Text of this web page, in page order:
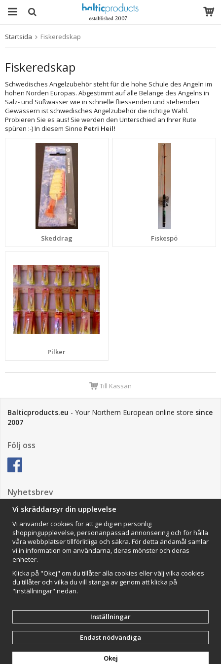
Startsida Fiskeredskap
Fiskeredskap
Schwedisches Angelzubehör steht für die hohe Schule des Angeln im
hohen Norden Europas. Abgestimmt auf alle Belange des Angelns in
Salz- und Süßwasser wie in schnelle fliessenden und stehenden
Gewässern ist schwedisches Angelzubehör die richtige Wahl.
Probieren Sie es aus! Sie werden den Unterschied an Ihrer Rute
spüren :-) In diesem Sinne Petri Heil!
Skeddrag Fiskespö
Pilker
Till Kassan
Balticproducts.eu - Your Northern European online store since
2007
Följ oss
Nyhetsbrev
Impressum
VAMOS Commerce AB
Organisationsnummer: 559502-0453
Drift & produktion:Wikinggruppen
Vi skräddarsyr din upplevelse
Vi använder cookies för att ge dig en personlig
shoppingupplevelse, personanpassad annonsering och för hålla
våra webbplatser tillförlitliga och säkra. För detta ändamål samlar
vi in information om användarna, deras mönster och deras
enheter.
Klicka på "Okej" om du tillåter alla cookies eller välj vilka cookies
du tillåter och vilka du vill stänga av genom att klicka på
"Inställningar" nedan.
Inställningar
Endast nödvändiga
Okej